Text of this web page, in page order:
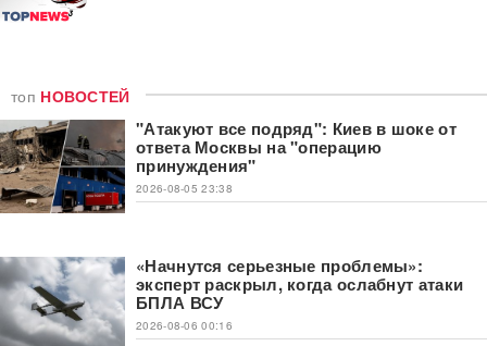
топ НОВОСТЕЙ
"Атакуют все подряд": Киев в шоке от
ответа Москвы на "операцию
принуждения"
2026-08-05 23:38
«Начнутся серьезные проблемы»:
эксперт раскрыл, когда ослабнут атаки
БПЛА ВСУ
2026-08-06 00:16